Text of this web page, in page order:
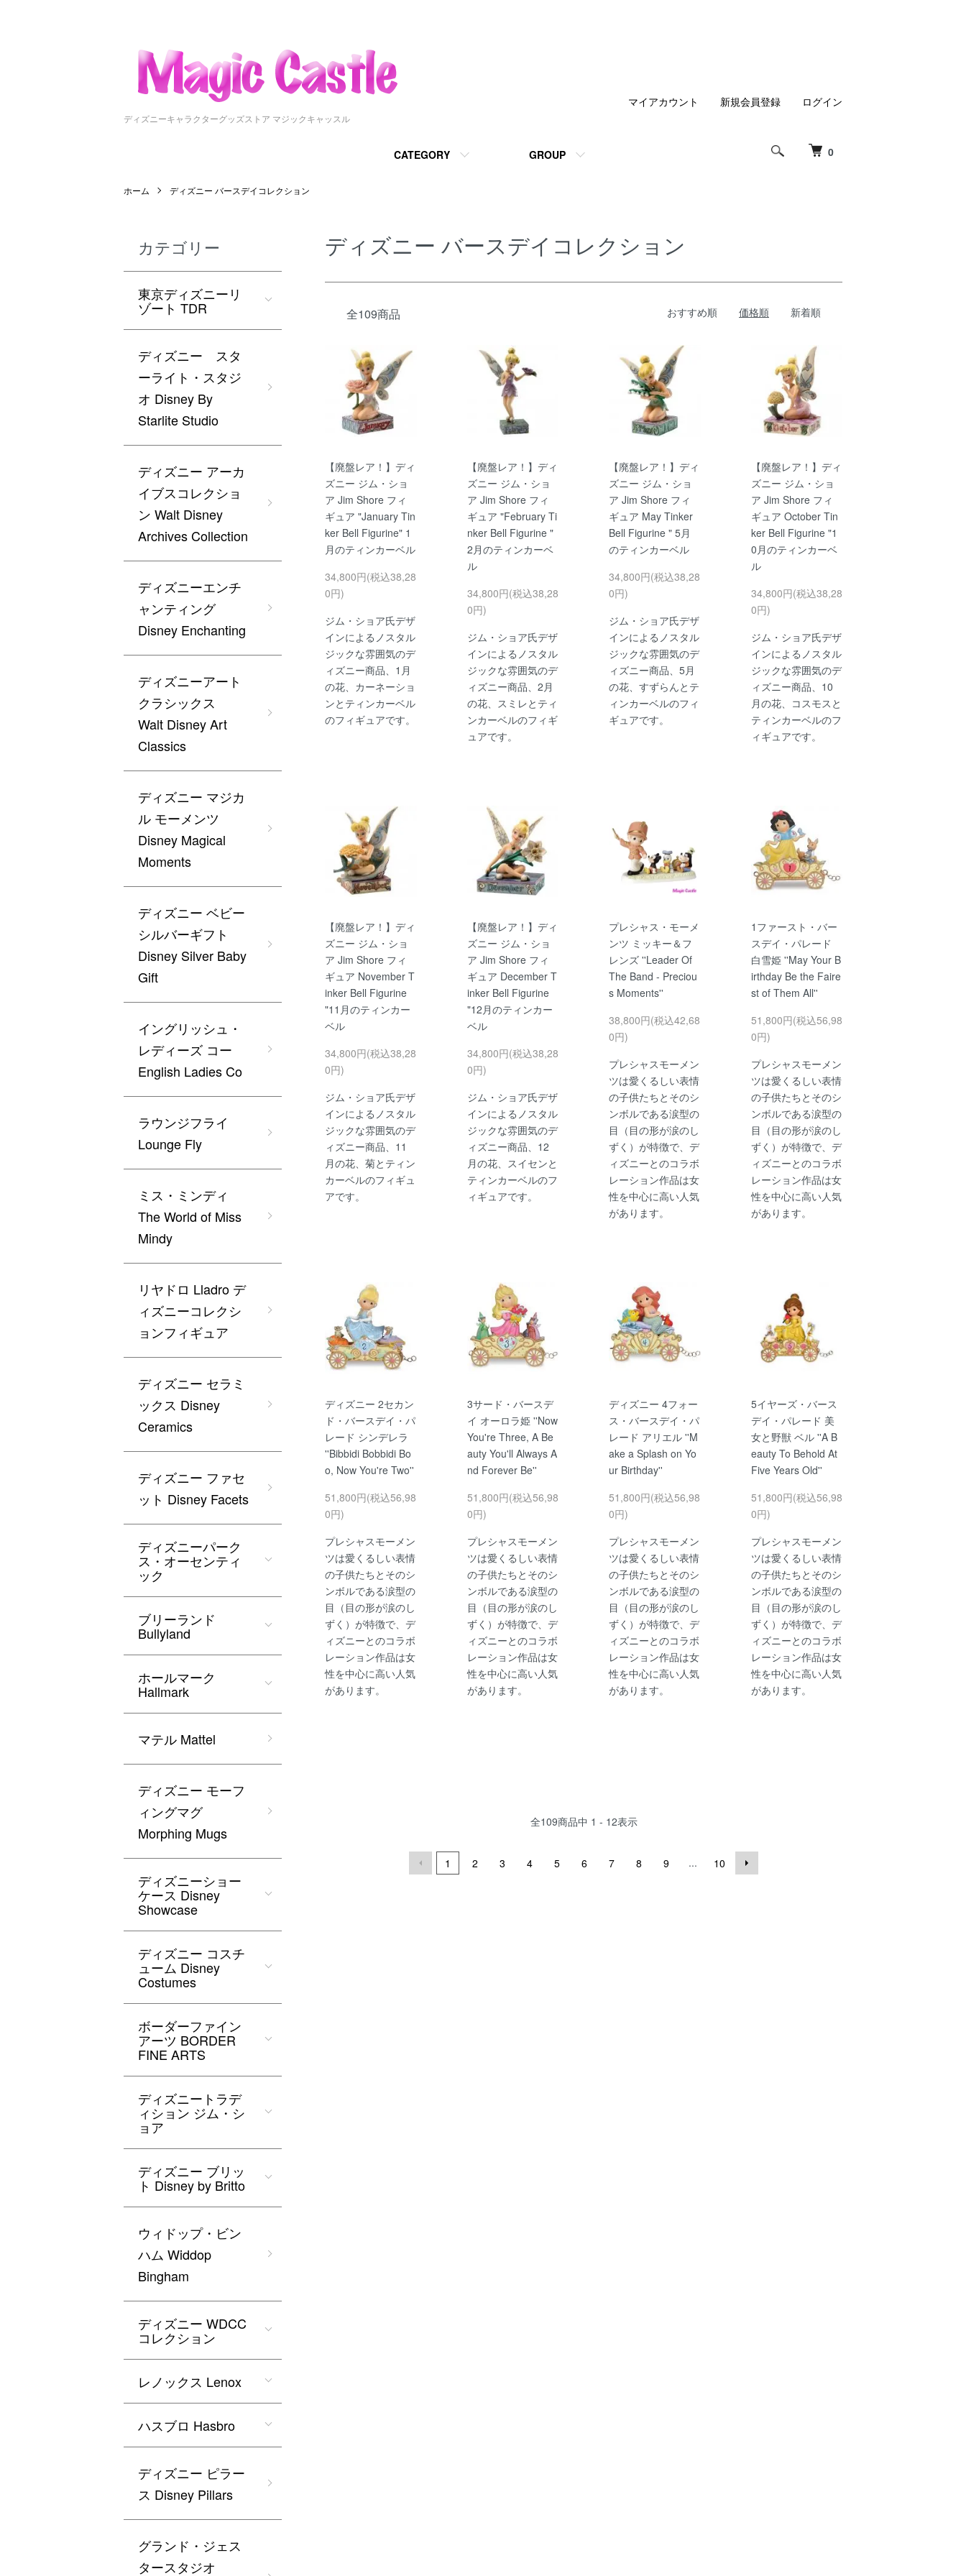
ディズニーキャラクターグッズストア マジックキャッスル
0
CATEGORY GROUP
マイアカウント 新規会員登録 ログイン
ホーム ディズニー バースデイコレクション
ディズニー バースデイコレクション
全109商品 おすすめ順 価格順 新着順
【廃盤レア！】ディ
ズニー ジム・ショ
ア Jim Shore フィ
ギュア "January Tin
ker Bell Figurine" 1
月のティンカーベル
34,800円(税込38,28
0円)
ジム・ショア氏デザ
インによるノスタル
ジックな雰囲気のデ
ィズニー商品、1月
の花、カーネーショ
ンとティンカーベル
のフィギュアです。
【廃盤レア！】ディ
ズニー ジム・ショ
ア Jim Shore フィ
ギュア "February Ti
nker Bell Figurine "
2月のティンカーベ
ル
34,800円(税込38,28
0円)
ジム・ショア氏デザ
インによるノスタル
ジックな雰囲気のデ
ィズニー商品、2月
の花、スミレとティ
ンカーベルのフィギ
ュアです。
【廃盤レア！】ディ
ズニー ジム・ショ
ア Jim Shore フィ
ギュア May Tinker
Bell Figurine " 5月
のティンカーベル
34,800円(税込38,28
0円)
ジム・ショア氏デザ
インによるノスタル
ジックな雰囲気のデ
ィズニー商品、5月
の花、すずらんとテ
ィンカーベルのフィ
ギュアです。
【廃盤レア！】ディ
ズニー ジム・ショ
ア Jim Shore フィ
ギュア October Tin
ker Bell Figurine "1
0月のティンカーベ
ル
34,800円(税込38,28
0円)
ジム・ショア氏デザ
インによるノスタル
ジックな雰囲気のデ
ィズニー商品、10
月の花、コスモスと
ティンカーベルのフ
ィギュアです。
【廃盤レア！】ディ
ズニー ジム・ショ
ア Jim Shore フィ
ギュア November T
inker Bell Figurine
"11月のティンカー
ベル
34,800円(税込38,28
0円)
ジム・ショア氏デザ
インによるノスタル
ジックな雰囲気のデ
ィズニー商品、11
月の花、菊とティン
カーベルのフィギュ
アです。
【廃盤レア！】ディ
ズニー ジム・ショ
ア Jim Shore フィ
ギュア December T
inker Bell Figurine
"12月のティンカー
ベル
34,800円(税込38,28
0円)
ジム・ショア氏デザ
インによるノスタル
ジックな雰囲気のデ
ィズニー商品、12
月の花、スイセンと
ティンカーベルのフ
ィギュアです。
プレシャス・モーメ
ンツ ミッキー＆フ
レンズ ''Leader Of
The Band - Preciou
s Moments''
38,800円(税込42,68
0円)
プレシャスモーメン
ツは愛くるしい表情
の子供たちとそのシ
ンボルである涙型の
目（目の形が涙のし
ずく）が特徴で、デ
ィズニーとのコラボ
レーション作品は女
性を中心に高い人気
があります。
1ファースト・バー
スデイ・パレード
白雪姫 ''May Your B
irthday Be the Faire
st of Them All''
51,800円(税込56,98
0円)
プレシャスモーメン
ツは愛くるしい表情
の子供たちとそのシ
ンボルである涙型の
目（目の形が涙のし
ずく）が特徴で、デ
ィズニーとのコラボ
レーション作品は女
性を中心に高い人気
があります。
ディズニー 2セカン
ド・バースデイ・パ
レード シンデレラ
''Bibbidi Bobbidi Bo
o, Now You're Two''
51,800円(税込56,98
0円)
プレシャスモーメン
ツは愛くるしい表情
の子供たちとそのシ
ンボルである涙型の
目（目の形が涙のし
ずく）が特徴で、デ
ィズニーとのコラボ
レーション作品は女
性を中心に高い人気
があります。
3サード・バースデ
イ オーロラ姫 ''Now
You're Three, A Be
auty You'll Always A
nd Forever Be''
51,800円(税込56,98
0円)
プレシャスモーメン
ツは愛くるしい表情
の子供たちとそのシ
ンボルである涙型の
目（目の形が涙のし
ずく）が特徴で、デ
ィズニーとのコラボ
レーション作品は女
性を中心に高い人気
があります。
ディズニー 4フォー
ス・バースデイ・パ
レード アリエル ''M
ake a Splash on Yo
ur Birthday''
51,800円(税込56,98
0円)
プレシャスモーメン
ツは愛くるしい表情
の子供たちとそのシ
ンボルである涙型の
目（目の形が涙のし
ずく）が特徴で、デ
ィズニーとのコラボ
レーション作品は女
性を中心に高い人気
があります。
5イヤーズ・バース
デイ・パレード 美
女と野獣 ベル ''A B
eauty To Behold At
Five Years Old''
51,800円(税込56,98
0円)
プレシャスモーメン
ツは愛くるしい表情
の子供たちとそのシ
ンボルである涙型の
目（目の形が涙のし
ずく）が特徴で、デ
ィズニーとのコラボ
レーション作品は女
性を中心に高い人気
があります。
全109商品中 1 - 12表示
1 2 3 4 5 6 7 8 9 ... 10
カテゴリー
東京ディズニーリ
ゾート TDR
ディズニー スタ
ーライト・スタジ
オ Disney By
Starlite Studio
ディズニー アーカ
イブスコレクショ
ン Walt Disney
Archives Collection
ディズニーエンチ
ャンティング
Disney Enchanting
ディズニーアート
クラシックス
Walt Disney Art
Classics
ディズニー マジカ
ル モーメンツ
Disney Magical
Moments
ディズニー ベビー
シルバーギフト
Disney Silver Baby
Gift
イングリッシュ・
レディーズ コー
English Ladies Co
ラウンジフライ
Lounge Fly
ミス・ミンディ
The World of Miss
Mindy
リヤドロ Lladro デ
ィズニーコレクシ
ョンフィギュア
ディズニー セラミ
ックス Disney
Ceramics
ディズニー ファセ
ット Disney Facets
ディズニーパーク
ス・オーセンティ
ック
ブリーランド
Bullyland
ホールマーク
Hallmark
マテル Mattel
ディズニー モーフ
ィングマグ
Morphing Mugs
ディズニーショー
ケース Disney
Showcase
ディズニー コスチ
ューム Disney
Costumes
ボーダーファイン
アーツ BORDER
FINE ARTS
ディズニートラデ
ィション ジム・シ
ョア
ディズニー ブリッ
ト Disney by Britto
ウィドップ・ビン
ハム Widdop
Bingham
ディズニー WDCC
コレクション
レノックス Lenox
ハスブロ Hasbro
ディズニー ピラー
ス Disney Pillars
グランド・ジェス
タースタジオ